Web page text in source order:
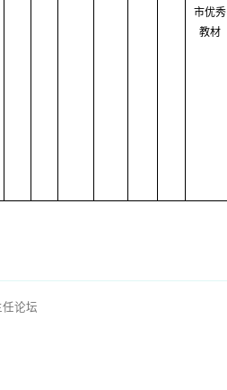
市优秀
教材
论坛